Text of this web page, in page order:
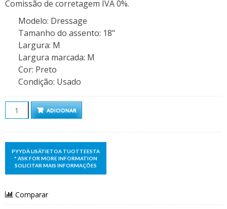
Comissão de corretagem IVA 0%.
Modelo: Dressage
Tamanho do assento: 18"
Largura: M
Largura marcada: M
Cor: Preto
Condição: Usado
QuantidadeADICIONAR
Comparar